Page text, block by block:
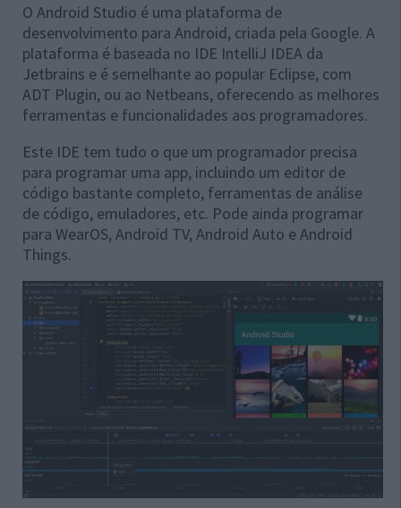
O Android Studio é uma plataforma de
desenvolvimento para Android, criada pela Google. A
plataforma é baseada no IDE IntelliJ IDEA da
Jetbrains e é semelhante ao popular Eclipse, com
ADT Plugin, ou ao Netbeans, oferecendo as melhores
ferramentas e funcionalidades aos programadores.
Este IDE tem tudo o que um programador precisa
para programar uma app, incluindo um editor de
código bastante completo, ferramentas de análise
de código, emuladores, etc. Pode ainda programar
para WearOS, Android TV, Android Auto e Android
Things.